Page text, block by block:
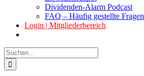
Dividenden-Alarm Podcast
FAQ – Häufig gestellte Fragen
Login | Mitgliederbereich
Suche
nach: